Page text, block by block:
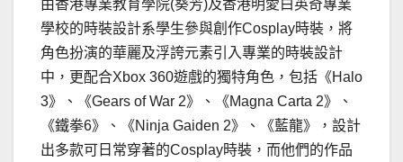
由香港專業教育學院(葵芳)及香港明愛白英奇專業
學校的時裝設計系學生參與創作Cosplay時裝，將
角色扮演的華麗及浮誇元素引入專業的時裝設計
中，更配合Xbox 360遊戲的獨特角色，包括《Halo
3》、《Gears of War 2》、《Magna Carta 2》、
《鐵拳6》、《Ninja Gaiden 2》、《藍龍》，設計
出多款可日常穿著的Cosplay時裝，而他們的作品